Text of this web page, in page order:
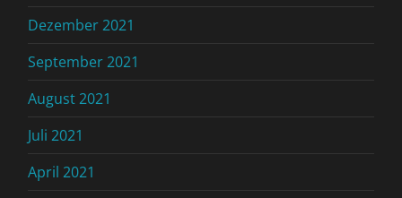
Dezember 2021
September 2021
August 2021
Juli 2021
April 2021